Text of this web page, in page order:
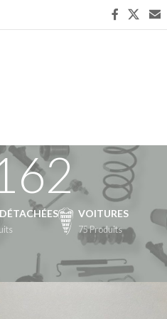
VOITURES
75 Produits
116-162 24